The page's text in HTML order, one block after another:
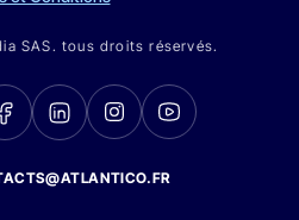
SAS. tous droits réservés.